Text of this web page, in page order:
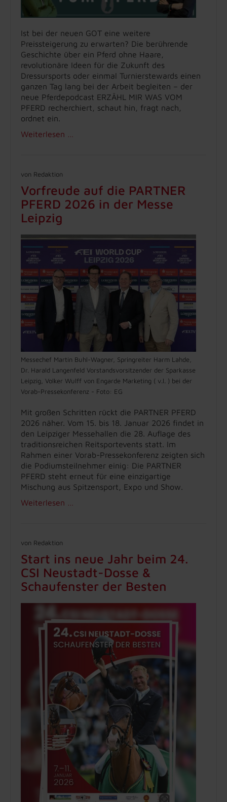
Ist bei der neuen GOT eine weitere
Preissteigerung zu erwarten? Die berührende
Geschichte über ein Pferd ohne Haare,
revolutionäre Ideen für die Zukunft des
Dressursports oder einmal Turnierstewards einen
ganzen Tag lang bei der Arbeit begleiten – der
neue Pferdepodcast ERZÄHL MIR WAS VOM
PFERD recherchiert, schaut hin, fragt nach,
ordnet ein.
Weiterlesen …
von Redaktion
Vorfreude auf die PARTNER
PFERD 2026 in der Messe
Leipzig
Messechef Martin Buhl-Wagner, Springreiter Harm Lahde,
Dr. Harald Langenfeld Vorstandsvorsitzender der Sparkasse
Leipzig, Volker Wulff von Engarde Marketing ( v.l. ) bei der
Vorab-Pressekonferenz - Foto: EG
Mit großen Schritten rückt die PARTNER PFERD
2026 näher. Vom 15. bis 18. Januar 2026 findet in
den Leipziger Messehallen die 28. Auflage des
traditionsreichen Reitsportevents statt. Im
Rahmen einer Vorab-Pressekonferenz zeigten sich
die Podiumsteilnehmer einig: Die PARTNER
PFERD steht erneut für eine einzigartige
Mischung aus Spitzensport, Expo und Show.
Weiterlesen …
von Redaktion
Start ins neue Jahr beim 24.
CSI Neustadt-Dosse &
Schaufenster der Besten